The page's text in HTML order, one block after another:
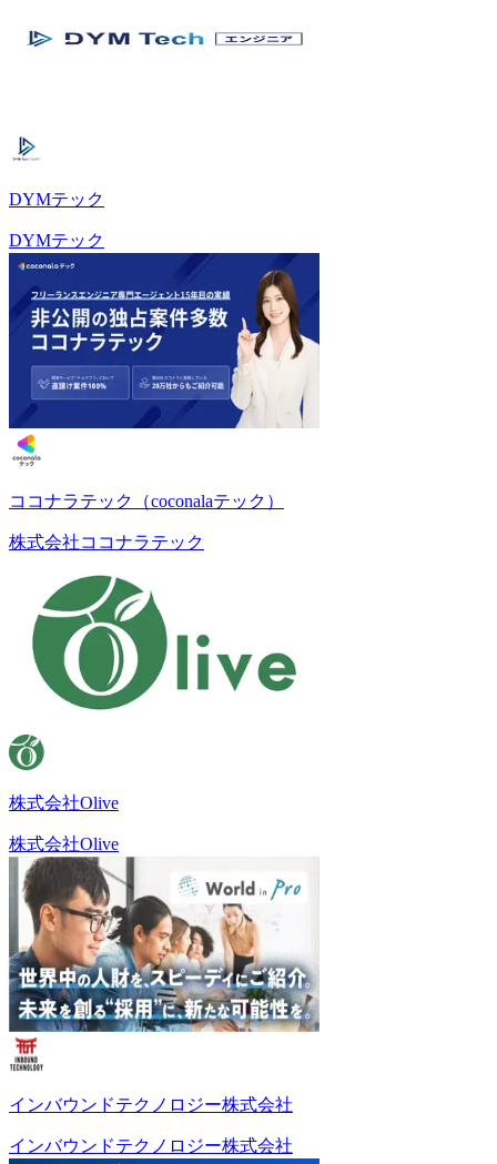
DYMテック
DYMテック
ココナラテック（coconalaテック）
株式会社ココナラテック
株式会社Olive
株式会社Olive
インバウンドテクノロジー株式会社
インバウンドテクノロジー株式会社